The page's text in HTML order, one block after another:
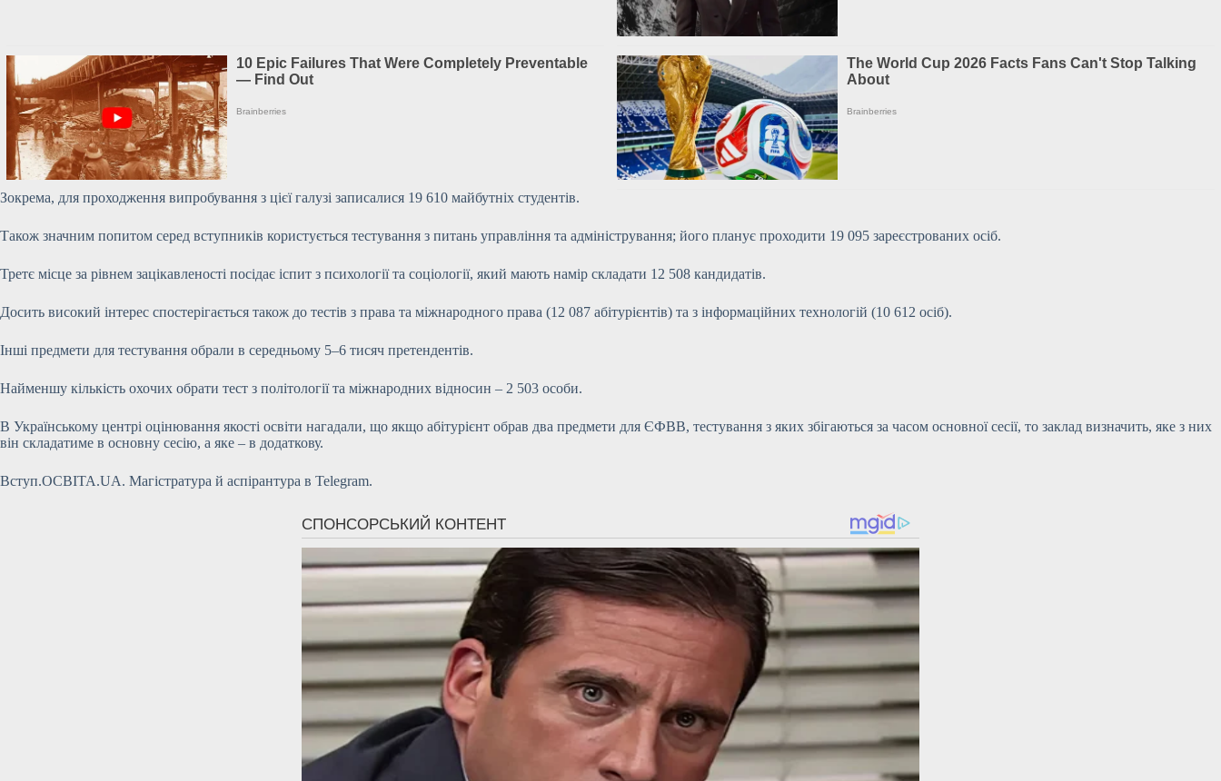
Зокрема, для проходження випробування з цієї галузі записалися 19 610 майбутніх студентів.
Також значним попитом серед вступників користується тестування з питань управління та адміністрування; його планує проходити 19 095 зареєстрованих осіб.
Третє місце за рівнем зацікавленості посідає іспит з психології та соціології, який мають намір складати 12 508 кандидатів.
Досить високий інтерес спостерігається також до тестів з права та міжнародного права (12 087 абітурієнтів) та з інформаційних технологій (10 612 осіб).
Інші предмети для тестування обрали в середньому 5–6 тисяч претендентів.
Найменшу кількість охочих обрати тест з політології та міжнародних відносин – 2 503 особи.
В Українському центрі оцінювання якості освіти нагадали, що якщо абітурієнт обрав два предмети для ЄФВВ, тестування з яких збігаються за часом основної сесії, то заклад визначить, яке з них
він складатиме в основну сесію, а яке – в додаткову.
Вступ.ОСВІТА.UA. Магістратура й аспірантура в Telegram.